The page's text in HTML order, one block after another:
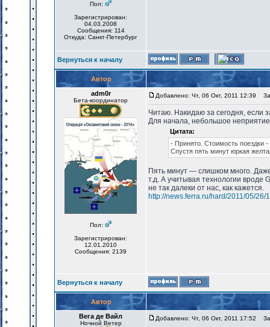
Пол:
Зарегистрирован:
04.03.2008
Сообщения: 114
Откуда: Санкт-Петербург
Вернуться к началу
Автор
adm0r
Бета-координатор
Пол:
Зарегистрирован:
12.01.2010
Сообщения: 2139
Добавлено: Чт, 06 Окт, 2011 12:39
Читаю. Накидаю за сегодня, если
Для начала, небольшое неприятие
Цитата:
- Принято. Стоимость поездки
Спустя пять минут юркая
Пять минут — слишком много.
т.д. А учитывая технологии вроде
не так далеки от нас, как кажется.
http://news.ferra.ru/hard/2011/05/26/
Вернуться к началу
Автор
Вега де Вайл
Ночной Ветер
Добавлено: Чт, 06 Окт, 2011 17:52